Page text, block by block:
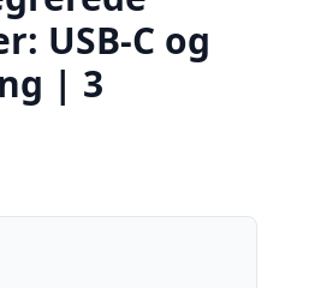
USB-C og
| 3